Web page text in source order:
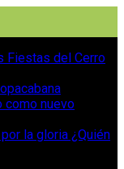
Fiestas del Cerro
como nuevo
la gloria ¿Quién